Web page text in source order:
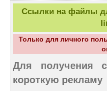
Ссылки на файлы
Только для личного
Для получения
короткую рекламу